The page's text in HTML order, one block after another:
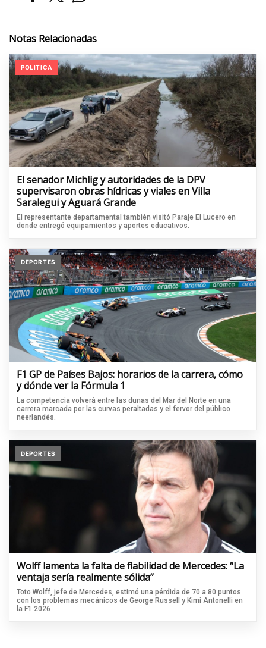
Notas Relacionadas
POLITICA
El senador Michlig y autoridades de la DPV
supervisaron obras hídricas y viales en Villa
Saralegui y Aguará Grande
El representante departamental también visitó Paraje El Lucero en
donde entregó equipamientos y aportes educativos.
DEPORTES
F1 GP de Países Bajos: horarios de la carrera, cómo
y dónde ver la Fórmula 1
La competencia volverá entre las dunas del Mar del Norte en una
carrera marcada por las curvas peraltadas y el fervor del público
neerlandés.
DEPORTES
Wolff lamenta la falta de fiabilidad de Mercedes: “La
ventaja sería realmente sólida”
Toto Wolff, jefe de Mercedes, estimó una pérdida de 70 a 80 puntos
con los problemas mecánicos de George Russell y Kimi Antonelli en
la F1 2026